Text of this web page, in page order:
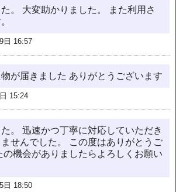
。 大変助かりました。 また利用さ
日 16:57
が届きました ありがとうございます
15:24
。 迅速かつ丁寧に対応していただき
せんでした。 この度はありがとうご
の機会がありましたらよろしくお願い
日 18:50